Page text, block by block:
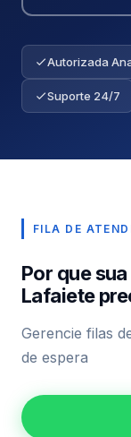
Autorizada
Suporte 24/7
FILA DE
Por que
Lafaiete
Gerencie filas
de espera